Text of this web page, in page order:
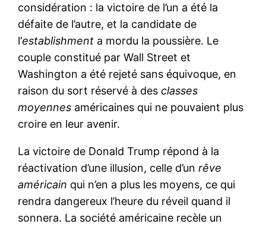
considération : la victoire de l’un a été la
défaite de l’autre, et la candidate de
l’establishment a mordu la poussière. Le
couple constitué par Wall Street et
Washington a été rejeté sans équivoque, en
raison du sort réservé à desclasses
moyennes américaines qui ne pouvaient plus
croire en leur avenir.
La victoire de Donald Trump répond à la
réactivation d’une illusion, celle d’unrêve
américain qui n’en a plus les moyens, ce qui
rendra dangereux l’heure du réveil quand il
sonnera. La société américaine recèle un